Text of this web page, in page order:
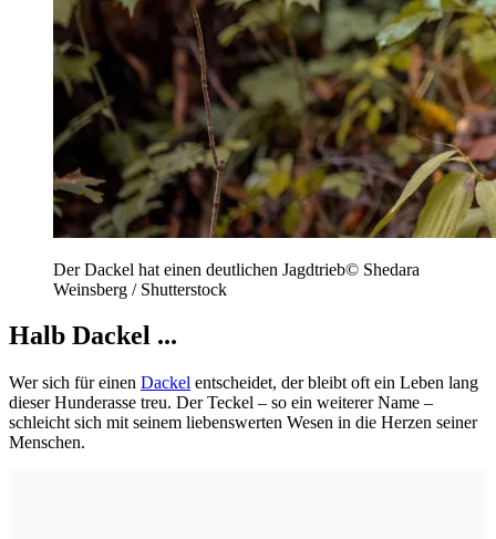
Der Dackel hat einen deutlichen Jagdtrieb© Shedara
Weinsberg / Shutterstock
Halb Dackel ...
Wer sich für einen Dackel entscheidet, der bleibt oft ein Leben lang
dieser Hunderasse treu. Der Teckel – so ein weiterer Name –
schleicht sich mit seinem liebenswerten Wesen in die Herzen seiner
Menschen.